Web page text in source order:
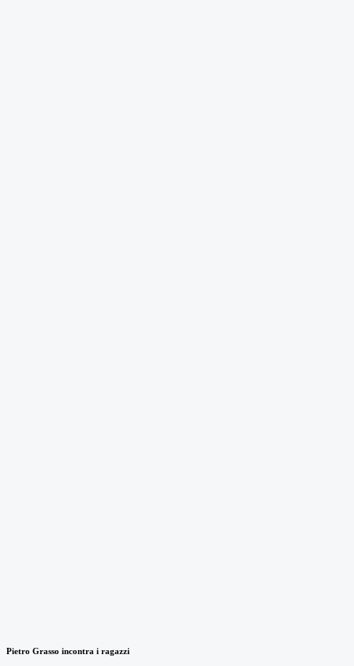
Pietro Grasso incontra i ragazzi